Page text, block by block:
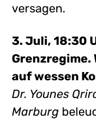
versagen.
3. Juli, 18:30
Grenzregime.
auf wessen
Dr. Younes
Marburg